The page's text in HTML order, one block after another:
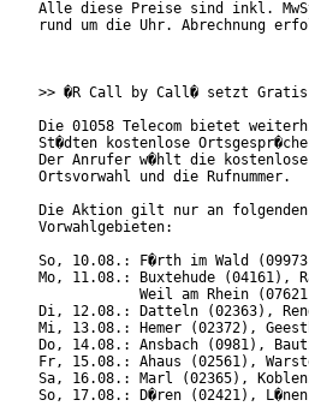
Alle diese Preise sind inkl.
rund um die Uhr. Abrechnung
>> �R Call by Call� setzt
Die 01058 Telecom bietet
St�dten kostenlose
Der Anrufer w�hlt die kostenlose
Ortsvorwahl und die Rufnummer.
Die Aktion gilt nur an folgenden
Vorwahlgebieten:
So, 10.08.: F�rth im Wald
Mo, 11.08.: Buxtehude (04161),
Weil am Rhein
Di, 12.08.: Datteln (02363),
Mi, 13.08.: Hemer (02372),
Do, 14.08.: Ansbach (0981),
Fr, 15.08.: Ahaus (02561),
Sa, 16.08.: Marl (02365),
So, 17.08.: D�ren (02421),